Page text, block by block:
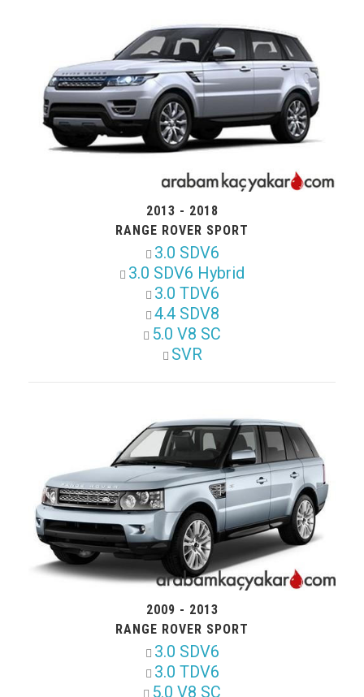
2013 - 2018
RANGE ROVER SPORT
3.0 SDV6
3.0 SDV6 Hybrid
3.0 TDV6
4.4 SDV8
5.0 V8 SC
SVR
2009 - 2013
RANGE ROVER SPORT
3.0 SDV6
3.0 TDV6
5.0 V8 SC